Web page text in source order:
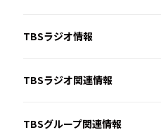
TBSラジオ情報
TBSラジオ関連情報
TBSグループ関連情報